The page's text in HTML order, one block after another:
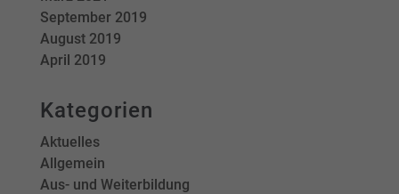
September 2019
August 2019
April 2019
Kategorien
Aktuelles
Allgemein
Aus- und Weiterbildung